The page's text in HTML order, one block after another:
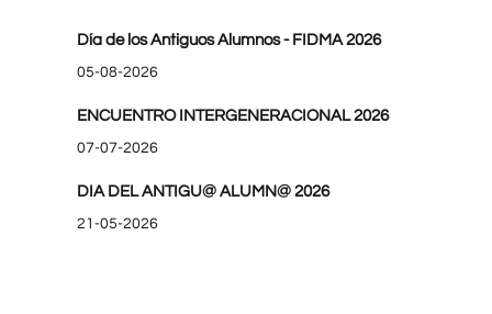
Día de los Antiguos Alumnos - FIDMA 2026
05-08-2026
ENCUENTRO INTERGENERACIONAL 2026
07-07-2026
DIA DEL ANTIGU@ ALUMN@ 2026
21-05-2026